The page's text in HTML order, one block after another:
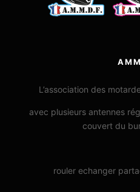
L’association des
avec plusieurs antennes
couvert du
rouler echanger